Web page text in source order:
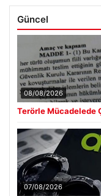
Güncel
08/08/2026
Terörle Mücadelede
07/08/2026